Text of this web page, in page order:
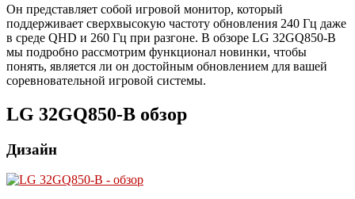
Он представляет собой игровой монитор, который
поддерживает сверхвысокую частоту обновления 240 Гц даже
в среде QHD и 260 Гц при разгоне. В обзоре LG 32GQ850-B
мы подробно рассмотрим функционал новинки, чтобы
понять, является ли он достойным обновлением для вашей
соревновательной игровой системы.
LG 32GQ850-B обзор
Дизайн